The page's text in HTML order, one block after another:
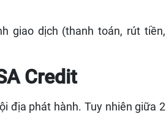
giao dịch (thanh toán, rút tiền,
Credit
địa phát hành. Tuy nhiên giữa 2